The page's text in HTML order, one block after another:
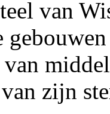
van
zijn